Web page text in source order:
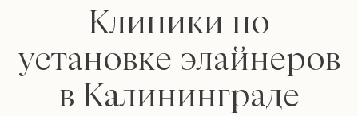
Клиники по
установке элайнеров
в Калининграде